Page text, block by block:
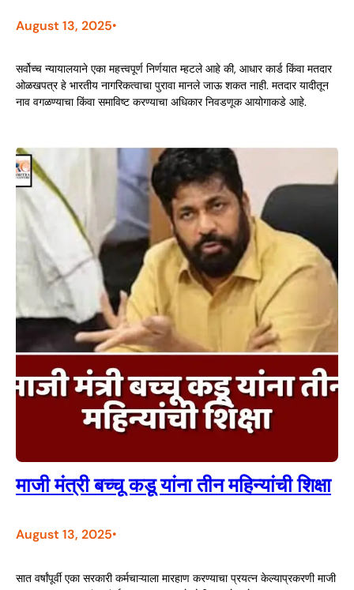
August 13, 2025•
सर्वोच्च न्यायालयाने एका महत्त्वपूर्ण निर्णयात म्हटले आहे की, आधार कार्ड किंवा मतदार
ओळखपत्र हे भारतीय नागरिकत्वाचा पुरावा मानले जाऊ शकत नाही. मतदार यादीतून
नाव वगळण्याचा किंवा समाविष्ट करण्याचा अधिकार निवडणूक आयोगाकडे आहे.
माजी मंत्री बच्चू कडू यांना तीन महिन्यांची शिक्षा
August 13, 2025•
सात वर्षांपूर्वी एका सरकारी कर्मचाऱ्याला मारहाण करण्याचा प्रयत्न केल्याप्रकरणी माजी